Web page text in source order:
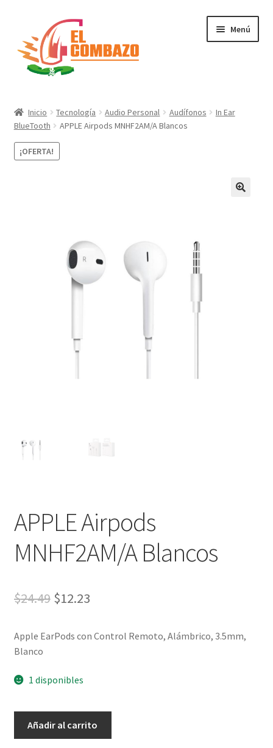
Menú
DJ, Audio e Iluminación PRO
Grabación de Audio & Video
Inicio Tecnología Audio Personal Audífonos
In Ear
BlueTooth
APPLE Airpods MNHF2AM/A Blancos
¡OFERTA!
APPLE Airpods
MNHF2AM/A Blancos
$24.49 $12.23
Apple EarPods con Control Remoto, Alámbrico, 3.5mm,
Blanco
1 disponibles
Añadir al carrito